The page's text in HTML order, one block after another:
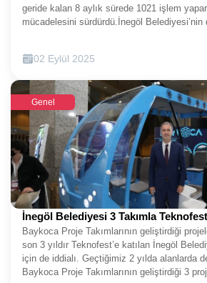
geride kalan 8 aylık sürede 1021 işlem
mücadelesini sürdürdü.İnegöl Belediyesi’nin
uygulamalarıyla dikkat çekti. Her an sahada
26 ayrı konuda 1021 işlem yaptı.BAŞLICA
çöpten çöpte aykırı atığa, yetkisiz geri
arsalardaki çevresel ve görsel kirliliğe, kamu
verilmesinden inşaat atıklarına pek çok
tespit ederek müdahale eden Çevre Timinin
olumsuzluklar ise genel tabloyu gözler
bölgesinde endüstriyel atıklar, şehir
işyeri önü kirliliği, sigara ve katı atık çevre
olarak sanayi bölgesinde olmak üzere
yakılması konuları tespit edilen
1021 işlemin 834’ünü bu 4 konu
İÇİN ÇALIŞMALAR KARARLILIKLA
Belediye Başkanı Alper Taban, geleceğe
mirasın temiz ve yaşanabilir bir dünya
konuda çalışmaların hassasiyetle
02 Eylül 2025
Genel
İnegöl Belediyesi 3 Takımla
Baykoca Proje Takımlarının geliştirdiği
son 3 yıldır Teknofest’e katılan İnegöl
için de iddialı. Geçtiğimiz 2 yılda alanlarda
Baykoca Proje Takımlarının geliştirdiği 3